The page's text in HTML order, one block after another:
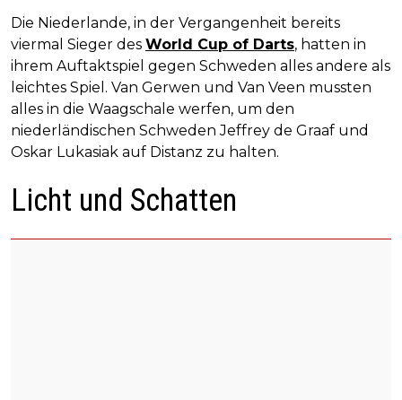
Die Niederlande, in der Vergangenheit bereits
viermal Sieger des World Cup of Darts, hatten in
ihrem Auftaktspiel gegen Schweden alles andere als
leichtes Spiel. Van Gerwen und Van Veen mussten
alles in die Waagschale werfen, um den
niederländischen Schweden Jeffrey de Graaf und
Oskar Lukasiak auf Distanz zu halten.
Licht und Schatten